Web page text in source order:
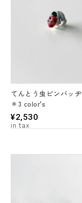
てんとう虫ピンバッヂ
＊3 color's
¥2,530